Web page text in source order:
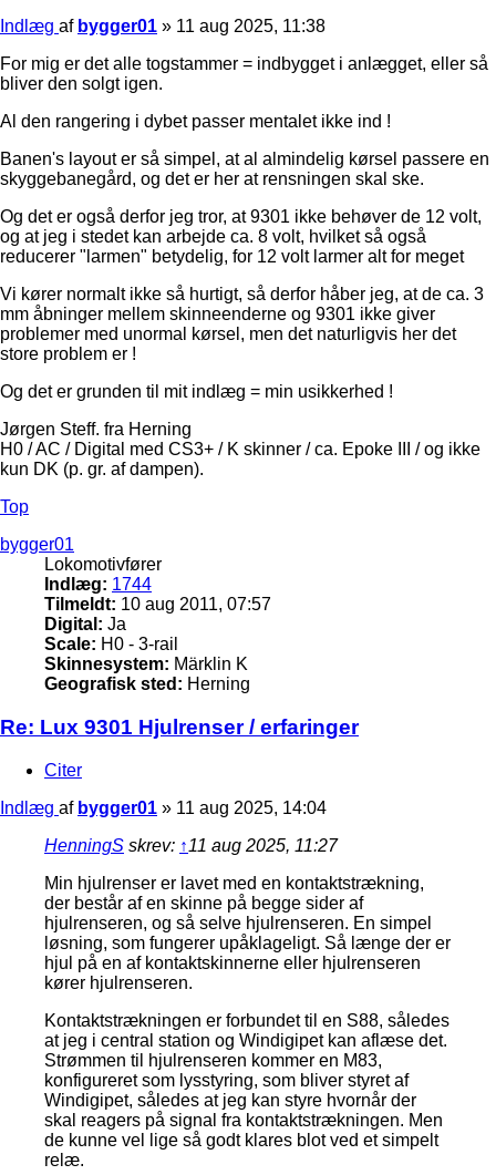
Indlæg af bygger01 » 11 aug 2025, 11:38
For mig er det alle togstammer = indbygget i anlægget, eller så
bliver den solgt igen.
Al den rangering i dybet passer mentalet ikke ind !
Banen's layout er så simpel, at al almindelig kørsel passere en
skyggebanegård, og det er her at rensningen skal ske.
Og det er også derfor jeg tror, at 9301 ikke behøver de 12 volt,
og at jeg i stedet kan arbejde ca. 8 volt, hvilket så også
reducerer "larmen" betydelig, for 12 volt larmer alt for meget
Vi kører normalt ikke så hurtigt, så derfor håber jeg, at de ca. 3
mm åbninger mellem skinneenderne og 9301 ikke giver
problemer med unormal kørsel, men det naturligvis her det
store problem er !
Og det er grunden til mit indlæg = min usikkerhed !
Jørgen Steff. fra Herning
H0 / AC / Digital med CS3+ / K skinner / ca. Epoke III / og ikke
kun DK (p. gr. af dampen).
Top
bygger01
Lokomotivfører
Indlæg: 1744
Tilmeldt: 10 aug 2011, 07:57
Digital: Ja
Scale: H0 - 3-rail
Skinnesystem: Märklin K
Geografisk sted: Herning
Re: Lux 9301 Hjulrenser / erfaringer
Citer
Indlæg af bygger01 » 11 aug 2025, 14:04
HenningS skrev: ↑11 aug 2025, 11:27
Min hjulrenser er lavet med en kontaktstrækning,
der består af en skinne på begge sider af
hjulrenseren, og så selve hjulrenseren. En simpel
løsning, som fungerer upåklageligt. Så længe der er
hjul på en af kontaktskinnerne eller hjulrenseren
kører hjulrenseren.
Kontaktstrækningen er forbundet til en S88, således
at jeg i central station og Windigipet kan aflæse det.
Strømmen til hjulrenseren kommer en M83,
konfigureret som lysstyring, som bliver styret af
Windigipet, således at jeg kan styre hvornår der
skal reagers på signal fra kontaktstrækningen. Men
de kunne vel lige så godt klares blot ved et simpelt
relæ.